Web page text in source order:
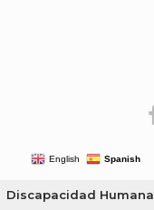
English Spanish
Discapacidad Humana